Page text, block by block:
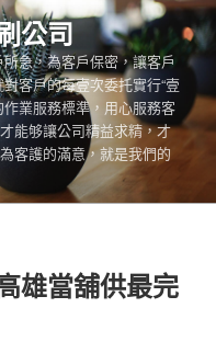
公司
急，為客戶保密，讓客戶
客戶的每壹次委托實行“壹
業服務標準，用心服務客
能够讓公司精益求精，才
客護的滿意，就是我們的
雄當舖供最完